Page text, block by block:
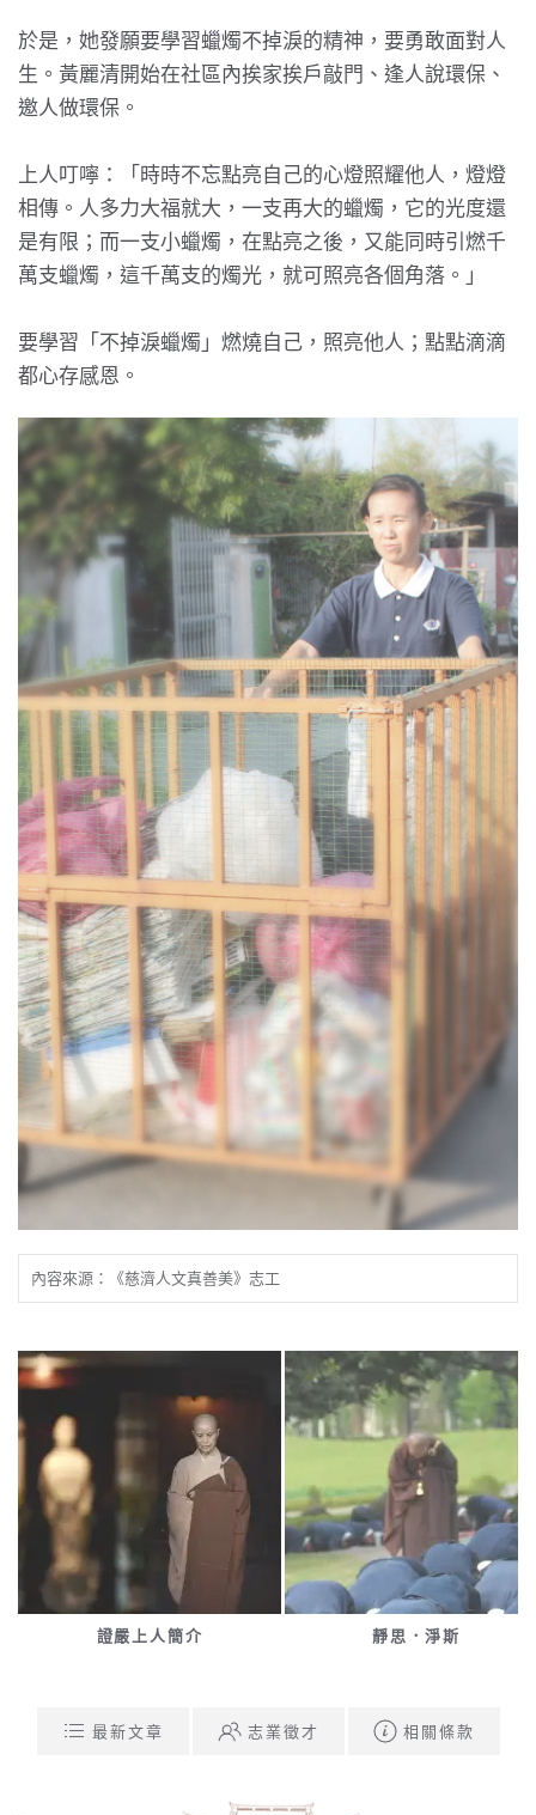
於是，她發願要學習蠟燭不掉淚的精神，要勇敢面對人
生。黃麗清開始在社區內挨家挨戶敲門、逢人說環保、
邀人做環保。
上人叮嚀：「時時不忘點亮自己的心燈照耀他人，燈燈
相傳。人多力大福就大，一支再大的蠟燭，它的光度還
是有限；而一支小蠟燭，在點亮之後，又能同時引燃千
萬支蠟燭，這千萬支的燭光，就可照亮各個角落。」
要學習「不掉淚蠟燭」燃燒自己，照亮他人；點點滴滴
都心存感恩。
內容來源：《慈濟人文真善美》志工
靜思．淨斯 靜思人文
最新文章 志業徵才 相關條款